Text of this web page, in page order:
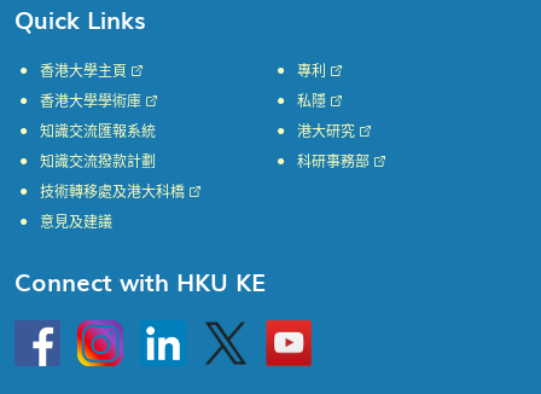
Quick Links
香港大學主頁
香港大學學術庫
知識交流匯報系統
知識交流撥款計劃
專利
私隱
港大研究
科研事務部
技術轉移處及港大科橋
意見及建議
Connect with HKU KE
HKU
InstagramLinkedin Twitter
Go
to
HKU